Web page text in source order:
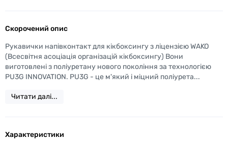
Скорочений опис
Рукавички напівконтакт для кікбоксингу з ліцензією WAKO
(Всесвітня асоціація організацій кікбоксингу) Вони
виготовлені з поліуретану нового покоління за технологією
PU3G INNOVATION. PU3G - це м'який і міцний поліурета...
Читати далі...
Характеристики